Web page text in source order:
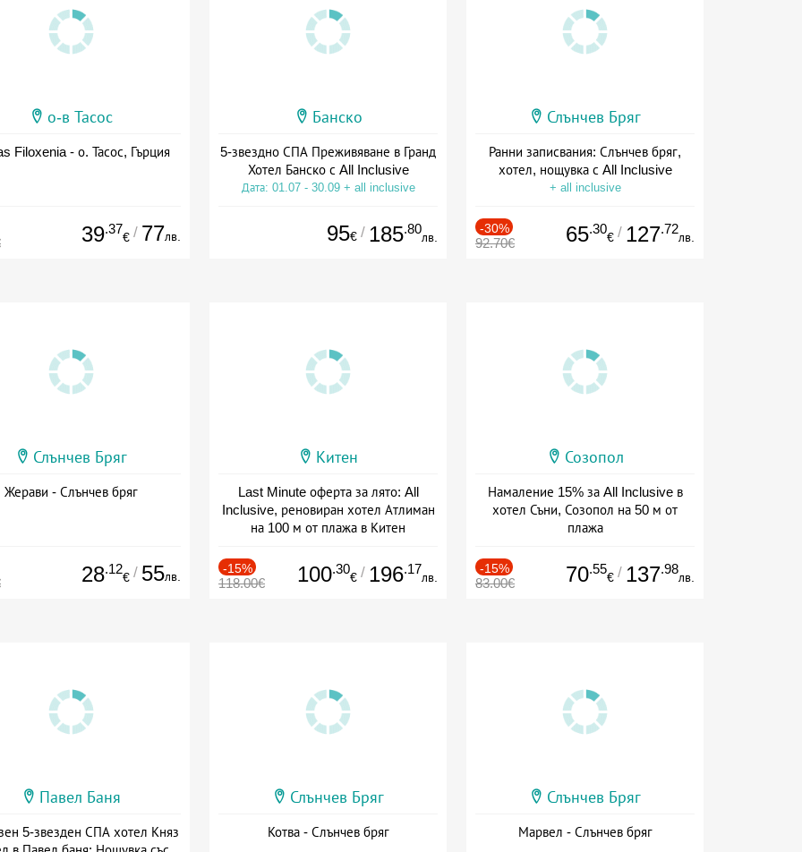
о-в Тасос
Filoxenia - о. Тасос, Гърция
39.37
€ / 77лв.
Банско
5-звездно СПА Преживяване в Гранд
Хотел Банско с All Inclusive
Дата: 01.07 - 30.09 + all inclusive
95€ / 185.80
лв.
Слънчев Бряг
Ранни записвания: Слънчев бряг,
хотел, нощувка с All Inclusive
+ all inclusive
-30%
92.70€ 65.30
€ / 127.72
лв.
Слънчев Бряг
Жерави - Слънчев бряг
28.12
€ / 55лв.
Китен
Last Minute оферта за лято: All
Inclusive, реновиран хотел Атлиман
на 100 м от плажа в Китен
-15%
118.00€ 100.30
€ / 196.17
лв.
Созопол
Намаление 15% за All Inclusive в
хотел Съни, Созопол на 50 м от
плажа
-15%
83.00€ 70.55
€ / 137.98
лв.
Павел Баня
5-звезден СПА хотел Княз
Слънчев Бряг
Котва - Слънчев бряг
Слънчев Бряг
Марвел - Слънчев бряг